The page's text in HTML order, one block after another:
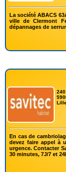
La société ABACS
ville de Clermont
dépannages de
En cas de
devez faire appel à
urgence. Contacter
30 minutes, 7J/7 et